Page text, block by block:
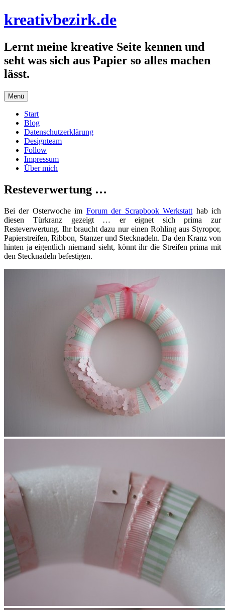
Zum
Inhalt
kreativbezirk.de
Lernt meine kreative Seite kennen und
seht was sich aus Papier so alles machen
lässt.
Menü
Start
Blog
Datenschutzerklärung
Designteam
Follow
Impressum
Über mich
Resteverwertung …
Bei der Osterwoche im Forum der Scrapbook Werkstatt hab ich
diesen Türkranz gezeigt … er eignet sich prima zur
Resteverwertung. Ihr braucht dazu nur einen Rohling aus Styropor,
Papierstreifen, Ribbon, Stanzer und Stecknadeln. Da den Kranz von
hinten ja eigentlich niemand sieht, könnt ihr die Streifen prima mit
den Stecknadeln befestigen.